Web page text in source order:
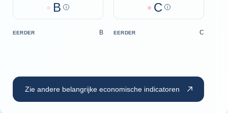
B Help C Help
EERDER B EERDER C
Zie andere belangrijke economische indicatoren